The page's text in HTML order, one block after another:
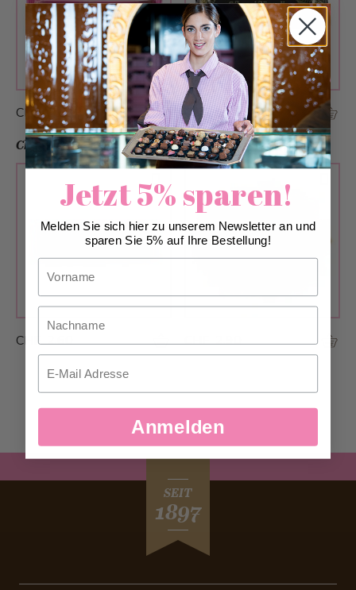
CHF 2.40 CHF 2.40
Chatzestreckerli® Riegel
CHF 2.60
Choc’n’Flakes
CHF 2.90
SEIT
1897
Jetzt 5% sparen!
Melden Sie sich hier zu unserem Newsletter an und
sparen Sie 5% auf Ihre Bestellung!
Nachname
Email
Anmelden